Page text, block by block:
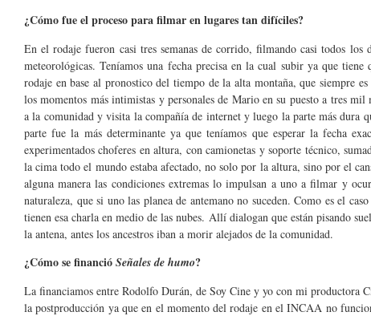
¿Cómo fue el proceso para filmar en lugares tan difíciles?
En el rodaje fueron casi tres semanas de corrido, filmando casi todos los
meteorológicas. Teníamos una fecha precisa en la cual subir ya que
rodaje en base al pronostico del tiempo de la alta montaña, que siempre
los momentos más intimistas y personales de Mario en su puesto a tres
a la comunidad y visita la compañía de internet y luego la parte más dura
parte fue la más determinante ya que teníamos que esperar la fecha
experimentados choferes en altura, con camionetas y soporte técnico,
la cima todo el mundo estaba afectado, no solo por la altura, sino por el
alguna manera las condiciones extremas lo impulsan a uno a filmar y
naturaleza, que si uno las planea de antemano no suceden. Como es el
tienen esa charla en medio de las nubes. Allí dialogan que están pisando
la antena, antes los ancestros iban a morir alejados de la comunidad.
¿Cómo se financió Señales de humo?
La financiamos entre Rodolfo Durán, de Soy Cine y yo con mi productora
la postproducción ya que en el momento del rodaje en el INCAA no